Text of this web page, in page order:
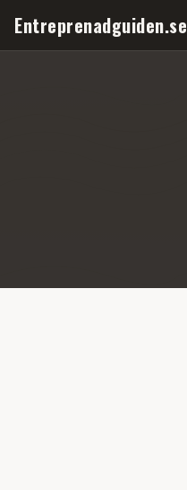
Entreprenadguiden.se